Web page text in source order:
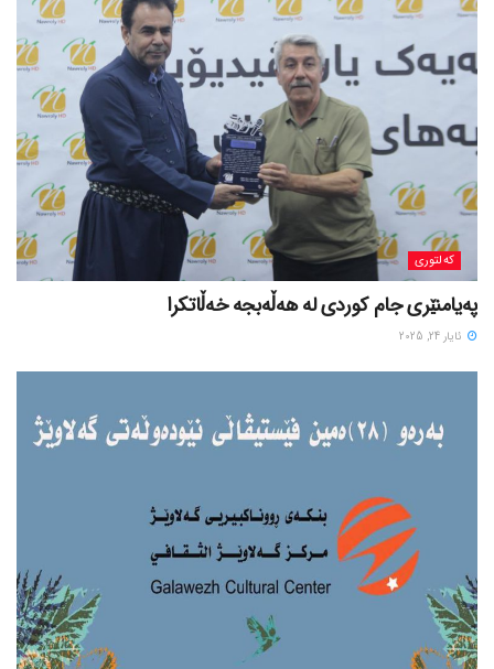
کەلتوری
پەیامنێری جام کوردی لە ھەڵەبجە خەڵاتکرا
ئایار 24, 2025